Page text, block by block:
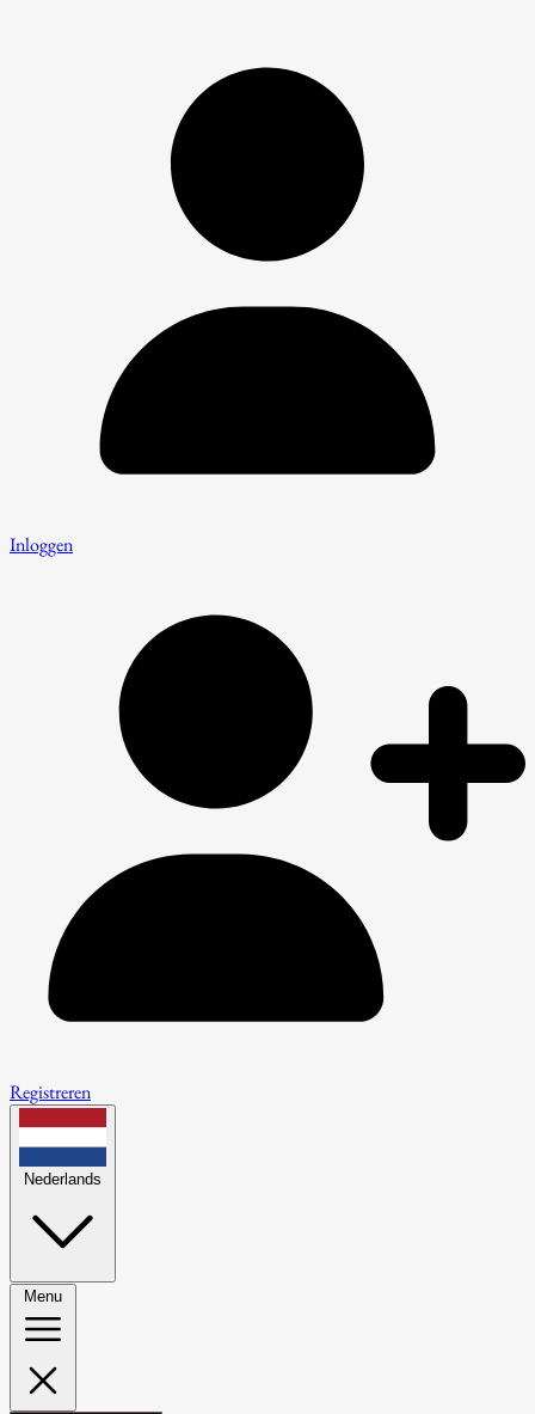
Inloggen
Registreren
Nederlands
Menu